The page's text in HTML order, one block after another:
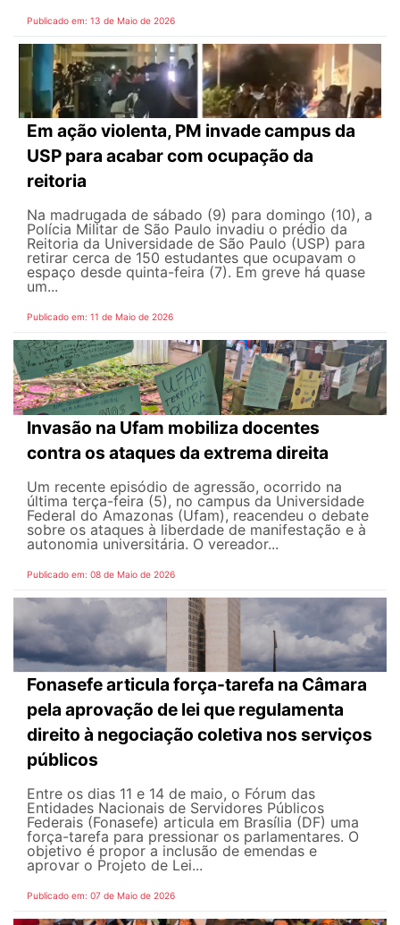
Publicado em: 13 de Maio de 2026
Em ação violenta, PM invade campus da
USP para acabar com ocupação da
reitoria
Na madrugada de sábado (9) para domingo (10), a
Polícia Militar de São Paulo invadiu o prédio da
Reitoria da Universidade de São Paulo (USP) para
retirar cerca de 150 estudantes que ocupavam o
espaço desde quinta-feira (7). Em greve há quase
um...
Publicado em: 11 de Maio de 2026
Invasão na Ufam mobiliza docentes
contra os ataques da extrema direita
Um recente episódio de agressão, ocorrido na
última terça-feira (5), no campus da Universidade
Federal do Amazonas (Ufam), reacendeu o debate
sobre os ataques à liberdade de manifestação e à
autonomia universitária. O vereador...
Publicado em: 08 de Maio de 2026
Fonasefe articula força-tarefa na Câmara
pela aprovação de lei que regulamenta
direito à negociação coletiva nos serviços
públicos
Entre os dias 11 e 14 de maio, o Fórum das
Entidades Nacionais de Servidores Públicos
Federais (Fonasefe) articula em Brasília (DF) uma
força-tarefa para pressionar os parlamentares. O
objetivo é propor a inclusão de emendas e
aprovar o Projeto de Lei...
Publicado em: 07 de Maio de 2026